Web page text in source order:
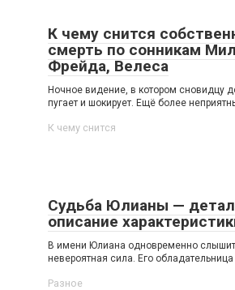
К чему снится
смерть по сонникам
Фрейда, Велеса
Ночное видение, в котором сновидцу
пугает и шокирует. Ещё более
К чему снится
Судьба Юлианы —
описание
В имени Юлиана одновременно
невероятная сила. Его
Разное